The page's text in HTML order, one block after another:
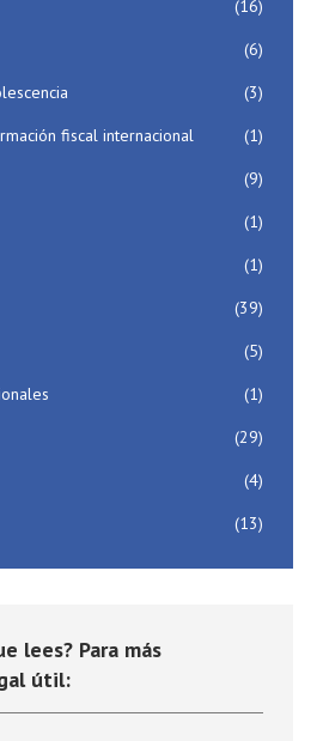
(16)
(6)
(3)
fiscal internacional
(1)
(9)
(1)
(1)
(39)
(5)
(1)
(29)
(4)
(13)
lees? Para más
útil: